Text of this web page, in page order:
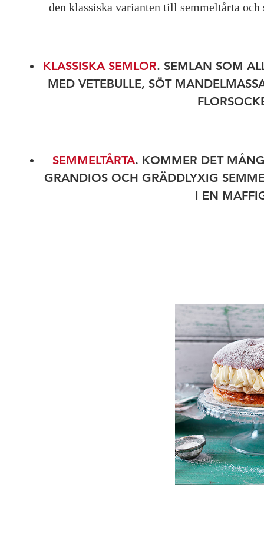
den klassiska varianten till semmeltårta
KLASSISKA SEMLOR. SEMLAN SOM
MED VETEBULLE, SÖT
SEMMELTÅRTA. KOMMER DET
GRANDIOS OCH GRÄDDLYXIG
I EN